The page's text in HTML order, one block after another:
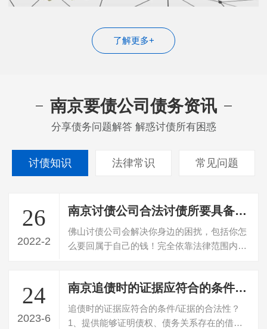
了解更多+
南京要债公司债务资讯
分享债务问题解答 解惑讨债所有困惑
讨债知识 法律常识 常见问题
26
2022-2
南京讨债公司合法讨债所要具备的条件有哪些
佛山讨债公司会解决你身边的困扰，包括你怎
么要回属于自己的钱！完全依靠法律范围内的
24
2023-6
南京追债时的证据应符合的条件/证据的合法性？
追债时的证据应符合的条件/证据的合法性？
1、提供能够证明债权、债务关系存在的借